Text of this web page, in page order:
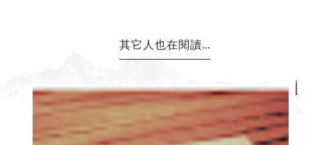
其它人也在閱讀...
改運不求人 (三十一)：這幾個想法，拯救了我的